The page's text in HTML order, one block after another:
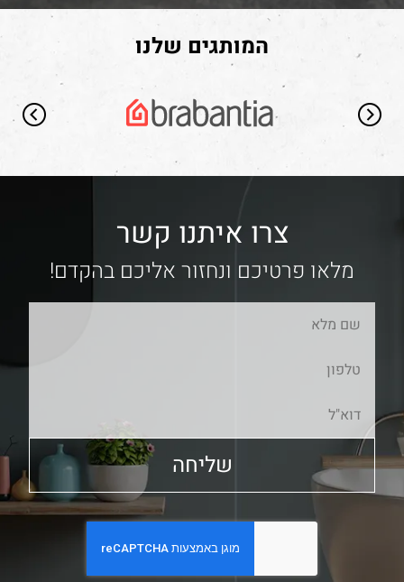
המותגים שלנו
צרו איתנו קשר
מלאו פרטיכם ונחזור אליכם בהקדם!
שליחה